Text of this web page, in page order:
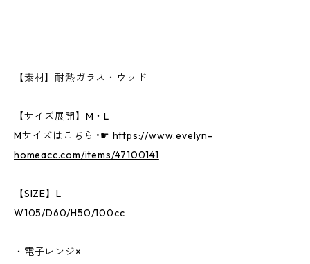
【素材】耐熱ガラス・ウッド
【サイズ展開】M・L
Mサイズはこちら •☛ https://www.evelyn-
homeacc.com/items/47100141
【SIZE】L
W105/D60/H50/100cc
・電子レンジ×